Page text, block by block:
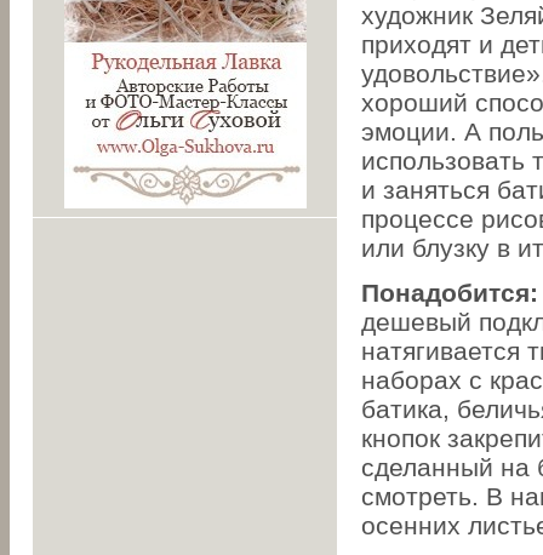
художник
приходят и
хороший
эмоции. А
использовать
и заняться
процессе
или блузку в
Понадобится:
дешевый
натягивается
наборах с
батика,
кнопок
сделанный на
смотреть. В
осенних